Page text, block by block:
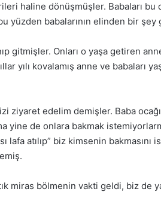
haline dönüşmüşler. Babaları
yüzden babalarının elinden bir şey
gitmişler. Onları o yaşa getiren
yılı kovalamış anne ve babaları
ziyaret edelim demişler. Baba
yine de onlara bakmak
lafa atılıp” biz kimsenin
miras bölmenin vakti geldi, biz de